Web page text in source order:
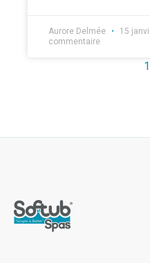
Aurore Delmée 15
commentaire
1